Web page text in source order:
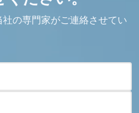
の専門家がご連絡させてい